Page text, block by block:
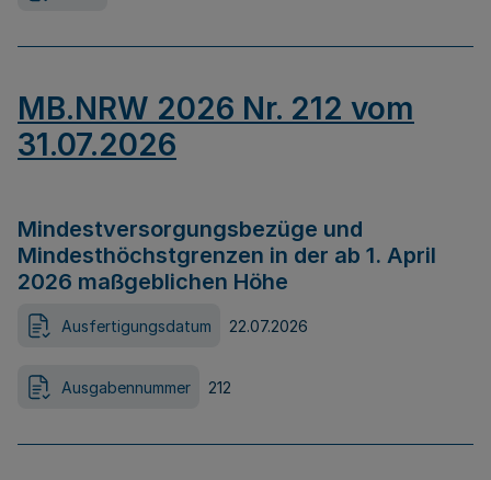
MB.NRW 2026 Nr. 212 vom
31.07.2026
Mindestversorgungsbezüge und
Mindesthöchstgrenzen in der ab 1. April
2026 maßgeblichen Höhe
Ausfertigungsdatum 22.07.2026
Ausgabennummer 212